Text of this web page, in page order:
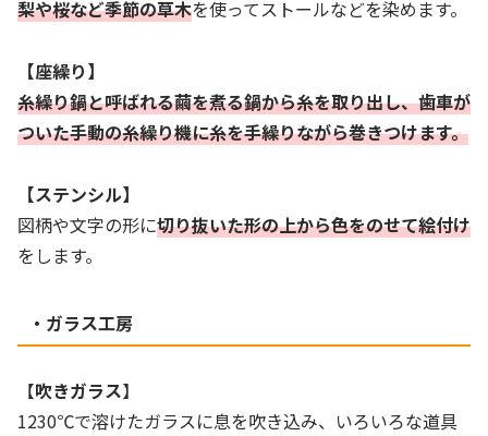
梨や桜など季節の草木を使ってストールなどを染めます。
【座繰り】
糸繰り鍋と呼ばれる繭を煮る鍋から糸を取り出し、歯車が
ついた手動の糸繰り機に糸を手繰りながら巻きつけます。
【ステンシル】
図柄や文字の形に切り抜いた形の上から色をのせて絵付け
をします。
・ガラス工房
【吹きガラス】
1230℃で溶けたガラスに息を吹き込み、いろいろな道具